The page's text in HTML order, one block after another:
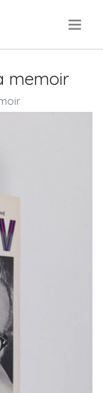
memoir